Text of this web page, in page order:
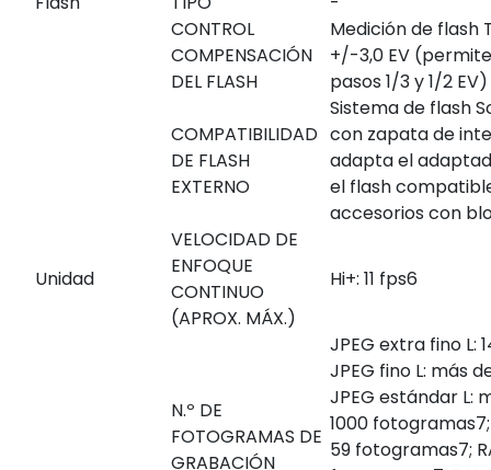
CONTROL
Medición de flash
COMPENSACIÓN
DEL FLASH
+/-3,0 EV
pasos 1/3 y 1/2 EV)
COMPATIBILIDAD
DE FLASH
EXTERNO
Sistema de flash
con zapata de
adapta el
el flash
accesorios con
Unidad
VELOCIDAD DE
ENFOQUE
CONTINUO
(APROX. MÁX.)
Hi+: 11 fps6
N.º DE
FOTOGRAMAS DE
GRABACIÓN
JPEG extra fino L:
JPEG fino L: más
JPEG estándar L:
1000 fotogramas7
59 fotogramas7;